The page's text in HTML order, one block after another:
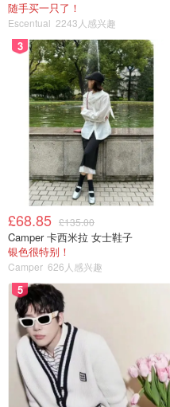
随手买一只了！
Escentual 2243人感兴趣
3
£68.85 £135.00
Camper 卡西米拉 女士鞋子
银色很特别！
Camper 626人感兴趣
5